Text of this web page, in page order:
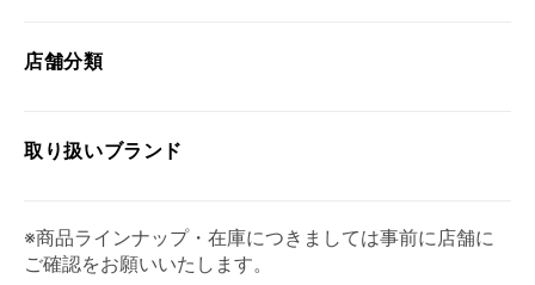
店舗分類
取り扱いブランド
※商品ラインナップ・在庫につきましては事前に店舗に
ご確認をお願いいたします。